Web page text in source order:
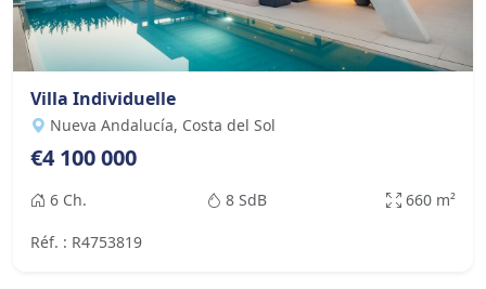
Villa Individuelle
Nueva Andalucía, Costa del Sol
€4 100 000
6 Ch. 8 SdB 660 m²
Réf. : R4753819